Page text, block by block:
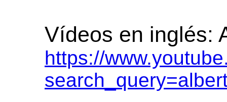
Vídeos en inglés:
https://